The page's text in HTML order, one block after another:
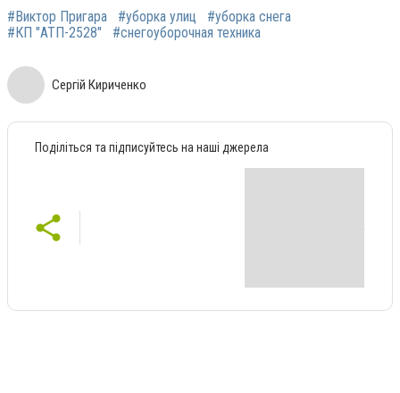
#Виктор Пригара
#уборка улиц
#уборка снега
#КП "АТП-2528"
#снегоуборочная техника
Сергій Кириченко
Поділіться та підписуйтесь на наші джерела